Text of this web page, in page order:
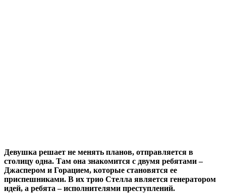
Девушка решает не менять планов, отправляется в
столицу одна. Там она знакомится с двумя ребятами –
Джаспером и Горацием, которые становятся ее
приспешниками. В их трио Стелла является генератором
идей, а ребята – исполнителями преступлений.